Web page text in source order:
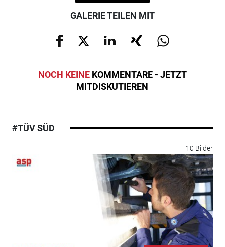
GALERIE TEILEN MIT
NOCH KEINE KOMMENTARE - JETZT
MITDISKUTIEREN
#TÜV SÜD
10 Bilder